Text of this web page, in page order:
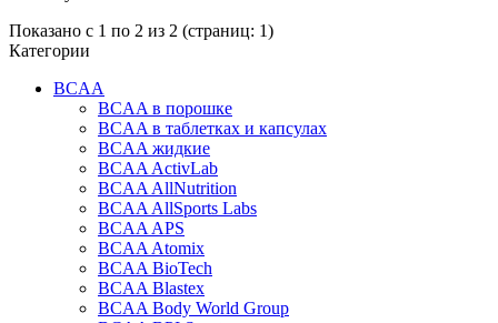
Показано с 1 по 2 из 2 (страниц: 1)
Категории
BCAA
BCAA в порошке
BCAA в таблетках и капсулах
BCAA жидкие
BCAA ActivLab
BCAA AllNutrition
BCAA AllSports Labs
BCAA APS
BCAA Atomix
BCAA BioTech
BCAA Blastex
BCAA Body World Group